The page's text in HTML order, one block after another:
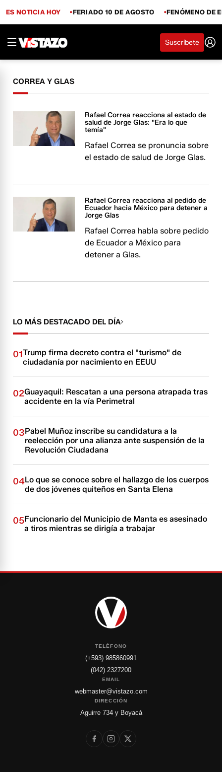
ES NOTICIA HOY FERIADO 10 DE AGOSTO FENÓMENO DE
Suscríbete
CORREA Y GLAS
Rafael Correa reacciona al estado de
salud de Jorge Glas: "Era lo que
temía"
Rafael Correa se pronuncia sobre
el estado de salud de Jorge Glas.
Rafael Correa reacciona al pedido de
Ecuador hacia México para detener a
Jorge Glas
Rafael Correa habla sobre pedido
de Ecuador a México para
detener a Glas.
LO MÁS DESTACADO DEL DÍA
01Trump firma decreto contra el "turismo" de
ciudadanía por nacimiento en EEUU
02Guayaquil: Rescatan a una persona atrapada tras
accidente en la vía Perimetral
03Pabel Muñoz inscribe su candidatura a la
reelección por una alianza ante suspensión de la
Revolución Ciudadana
04Lo que se conoce sobre el hallazgo de los cuerpos
de dos jóvenes quiteños en Santa Elena
05Funcionario del Municipio de Manta es asesinado
a tiros mientras se dirigía a trabajar
TELÉFONO
(+593) 985860991
(042) 2327200
EMAIL
webmaster@vistazo.com
DIRECCIÓN
Aguirre 734 y Boyacá